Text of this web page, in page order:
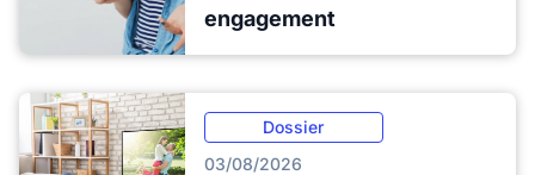
engagement
Dossier
03/08/2026